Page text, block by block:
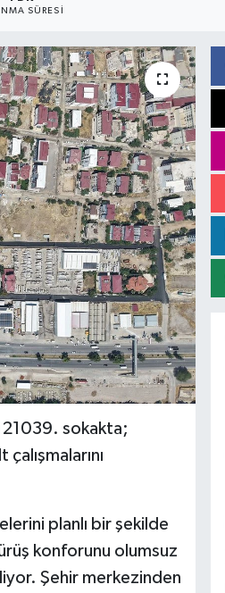
SÜRESI
21039. sokakta;
planlı bir şekilde
konforunu olumsuz
Şehir merkezinden